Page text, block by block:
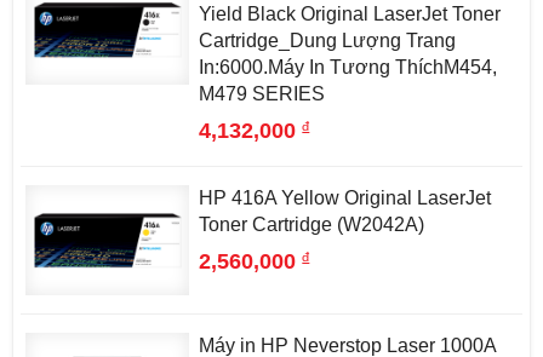
Yield Black Original LaserJet Toner
Cartridge_Dung Lượng Trang
In:6000.Máy In Tương ThíchM454,
M479 SERIES
4,132,000đ
HP 416A Yellow Original LaserJet
Toner Cartridge (W2042A)
2,560,000đ
Máy in HP Neverstop Laser 1000A